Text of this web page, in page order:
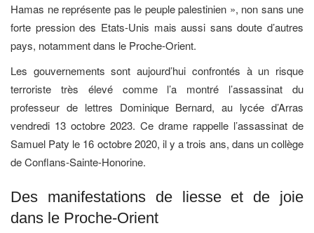
Hamas ne représente pas le peuple palestinien », non sans une
forte pression des Etats-Unis mais aussi sans doute d’autres
pays, notamment dans le Proche-Orient.
Les gouvernements sont aujourd’hui confrontés à un risque
terroriste très élevé comme l’a montré l’assassinat du
professeur de lettres Dominique Bernard, au lycée d’Arras
vendredi 13 octobre 2023. Ce drame rappelle l’assassinat de
Samuel Paty le 16 octobre 2020, il y a trois ans, dans un collège
de Conflans-Sainte-Honorine.
Des manifestations de liesse et de joie
dans le Proche-Orient